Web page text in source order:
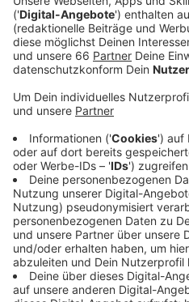
und Besucher das neu
erkunden.
Veröffentlicht:Freitag,
Anzeige
Das ehemalige Wohnhaus
und Robert Schumann ist in
aufwändig und
heute (01. Dezember 2023)
geöffnet. Jetzt am ersten
Sonderprogramm - "Die
Revolution" - und freien
über 100